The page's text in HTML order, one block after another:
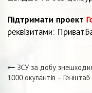
Підтримати проект
реквізитами:
ЗСУ за добу
1000 окупантів – Генштаб